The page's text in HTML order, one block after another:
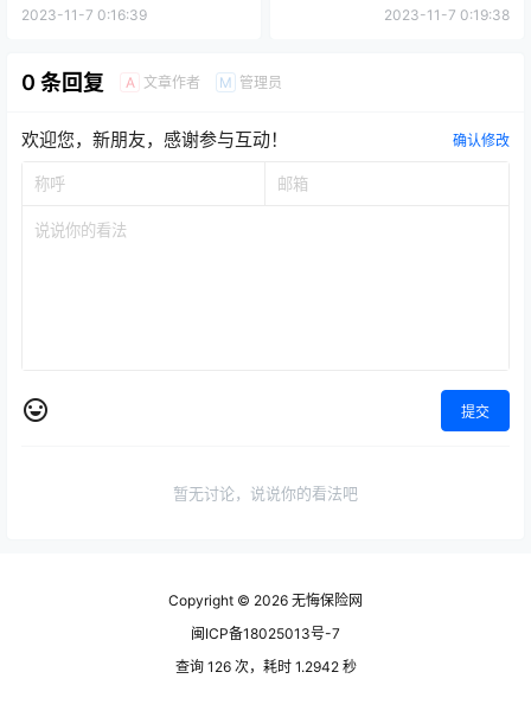
2023-11-7 0:16:39 2023-11-7 0:19:38
0 条回复 A 文章作者 M 管理员
欢迎您，新朋友，感谢参与互动！ 确认修改
提交
暂无讨论，说说你的看法吧
Copyright © 2026 无悔保险网
闽ICP备18025013号-7
查询 126 次，耗时 1.2942 秒